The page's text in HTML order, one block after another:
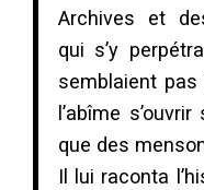
Archives et
qui s’y
semblaient pas
l’abîme
que des
Il lui raconta